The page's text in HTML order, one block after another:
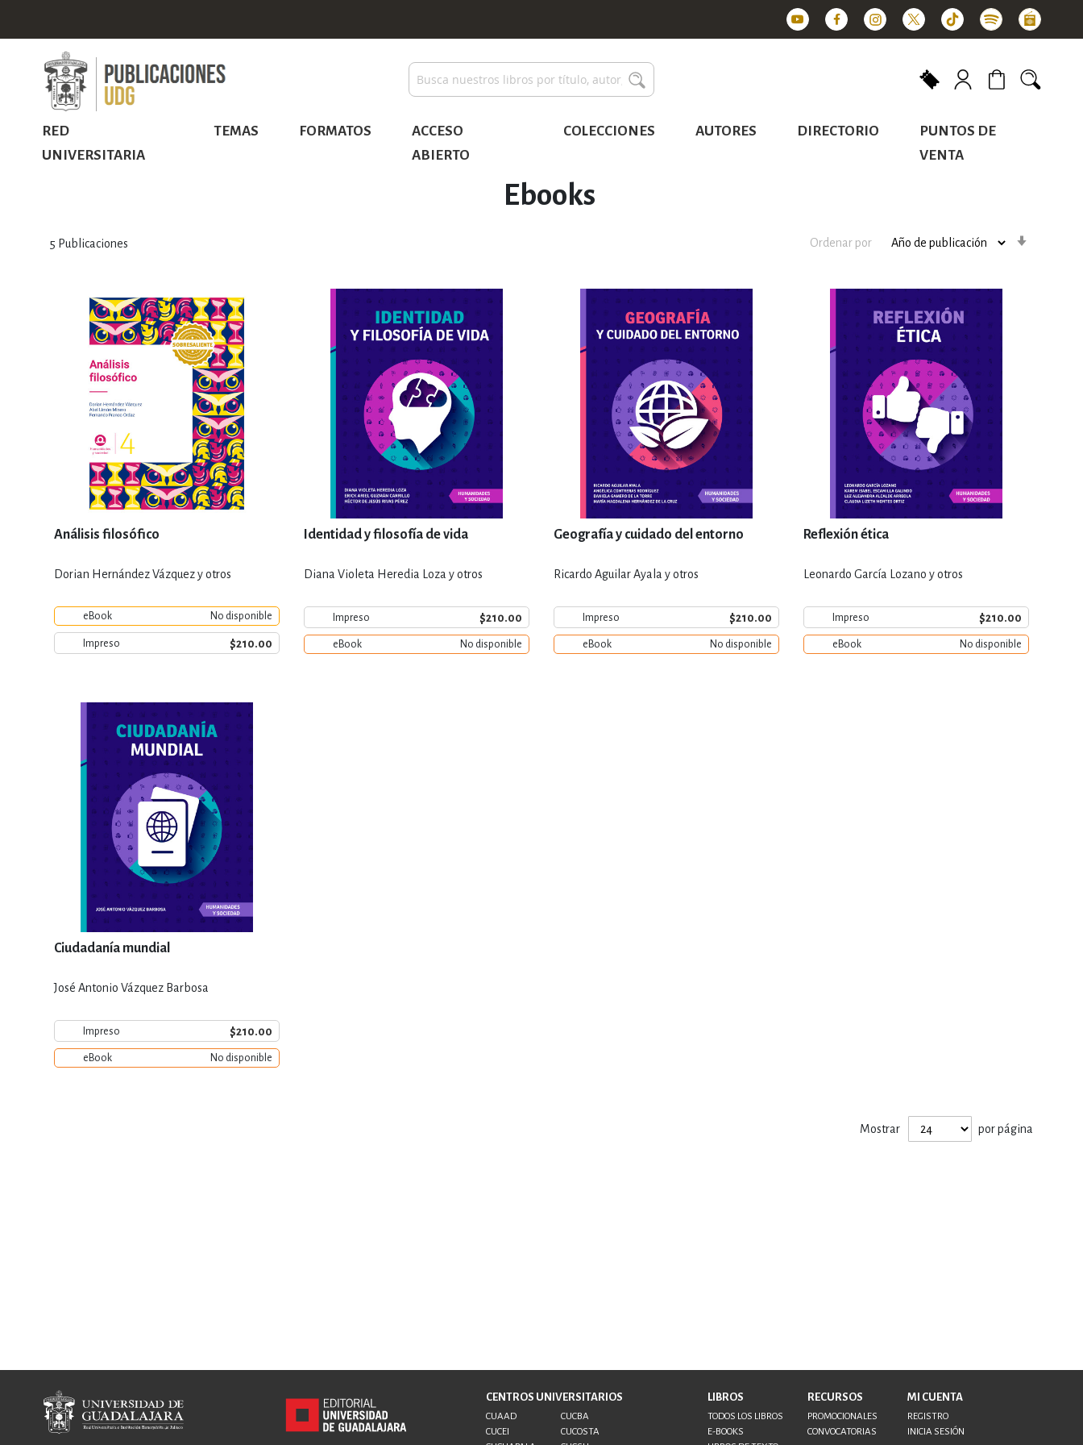
Buscar
RED
UNIVERSITARIA
TEMAS FORMATOS
ACCESO
ABIERTO
COLECCIONES AUTORES DIRECTORIO
PUNTOS DE
VENTA
Ebooks
5 Publicaciones Ordenar por
Análisis filosófico
Dorian Hernández Vázquez y otros
eBook No disponible
Impreso $210.00
Identidad y filosofía de vida
Diana Violeta Heredia Loza y otros
Impreso $210.00
eBook No disponible
Geografía y cuidado del entorno
Ricardo Aguilar Ayala y otros
Impreso $210.00
eBook No disponible
Reflexión ética
Leonardo García Lozano y otros
Impreso $210.00
eBook No disponible
Ciudadanía mundial
José Antonio Vázquez Barbosa
Impreso $210.00
eBook No disponible
Mostrar por página
CENTROS UNIVERSITARIOS
CUAAD
CUCBA
CUCEI
CUCOSTA
LIBROS
TODOS LOS LIBROS
E-BOOKS
RECURSOS
PROMOCIONALES
CONVOCATORIAS
MI CUENTA
REGISTRO
INICIA SESIÓN